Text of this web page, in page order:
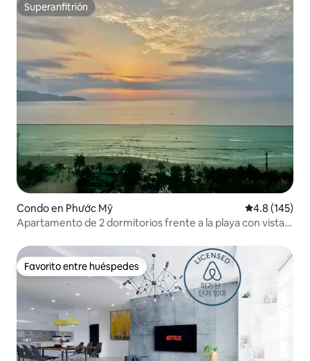
Superanfitrión
Superanfitrión
Condo en Phước Mỹ Calificación
4.8 (145)
Apartamento de 2 dormitorios frente a la playa con vistas
Favorito entre huéspedes
Favorito entre huéspedes